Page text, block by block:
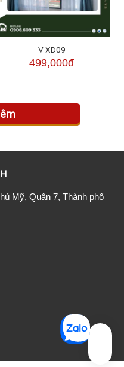
V XD09
499,000đ
Mỹ, Quận 7, Thành phố